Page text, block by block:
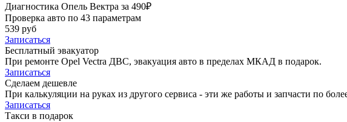
Диагностика Опель Вектра за 490₽
Проверка авто по 43 параметрам
539 руб
Записаться
Бесплатный эвакуатор
При ремонте Opel Vectra ДВС, эвакуация авто в пределах МКАД в подарок.
Записаться
Сделаем дешевле
При калькуляции на руках из другого сервиса - эти же работы и запчасти по
Записаться
Такси в подарок